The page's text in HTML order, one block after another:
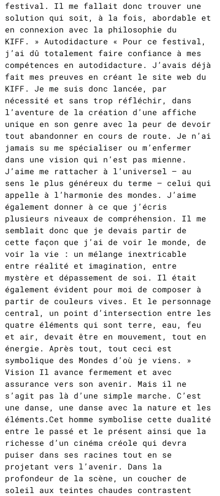
festival. Il me fallait donc trouver une
solution qui soit, à la fois, abordable et
en connexion avec la philosophie du
KIFF. » Autodidacture « Pour ce festival,
j’ai dû totalement faire confiance à mes
compétences en autodidacture. J’avais déjà
fait mes preuves en créant le site web du
KIFF. Je me suis donc lancée, par
nécessité et sans trop réfléchir, dans
l’aventure de la création d’une affiche
unique en son genre avec la peur de devoir
tout abandonner en cours de route. Je n’ai
jamais su me spécialiser ou m’enfermer
dans une vision qui n’est pas mienne.
J’aime me rattacher à l’universel – au
sens le plus généreux du terme – celui qui
appelle à l’harmonie des mondes. J’aime
également donner à ce que j’écris
plusieurs niveaux de compréhension. Il me
semblait donc que je devais partir de
cette façon que j’ai de voir le monde, de
voir la vie : un mélange inextricable
entre réalité et imagination, entre
mystère et dépassement de soi. Il était
également évident pour moi de composer à
partir de couleurs vives. Et le personnage
central, un point d’intersection entre les
quatre éléments qui sont terre, eau, feu
et air, devait être en mouvement, tout en
énergie. Après tout, tout ceci est
symbolique des Mondes d’où je viens. »
Vision Il avance fermement et avec
assurance vers son avenir. Mais il ne
s’agit pas là d’une simple marche. C’est
une danse, une danse avec la nature et les
éléments.Cet homme symbolise cette dualité
entre le passé et le présent ainsi que la
richesse d’un cinéma créole qui devra
puiser dans ses racines tout en se
projetant vers l’avenir. Dans la
profondeur de la scène, un coucher de
soleil aux teintes chaudes contrastent